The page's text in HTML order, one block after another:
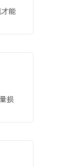
才能
损